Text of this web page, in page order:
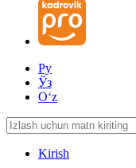
Ру
Ўз
Oʻz
Kirish